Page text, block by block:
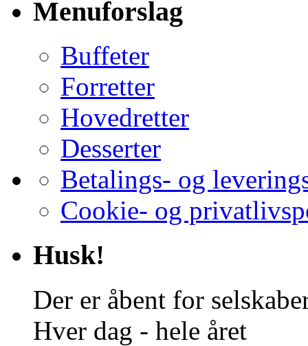
Menuforslag
Buffeter
Forretter
Hovedretter
Desserter
Betalings- og
Cookie- og
Husk!
Der er åbent for
Hver dag - hele året